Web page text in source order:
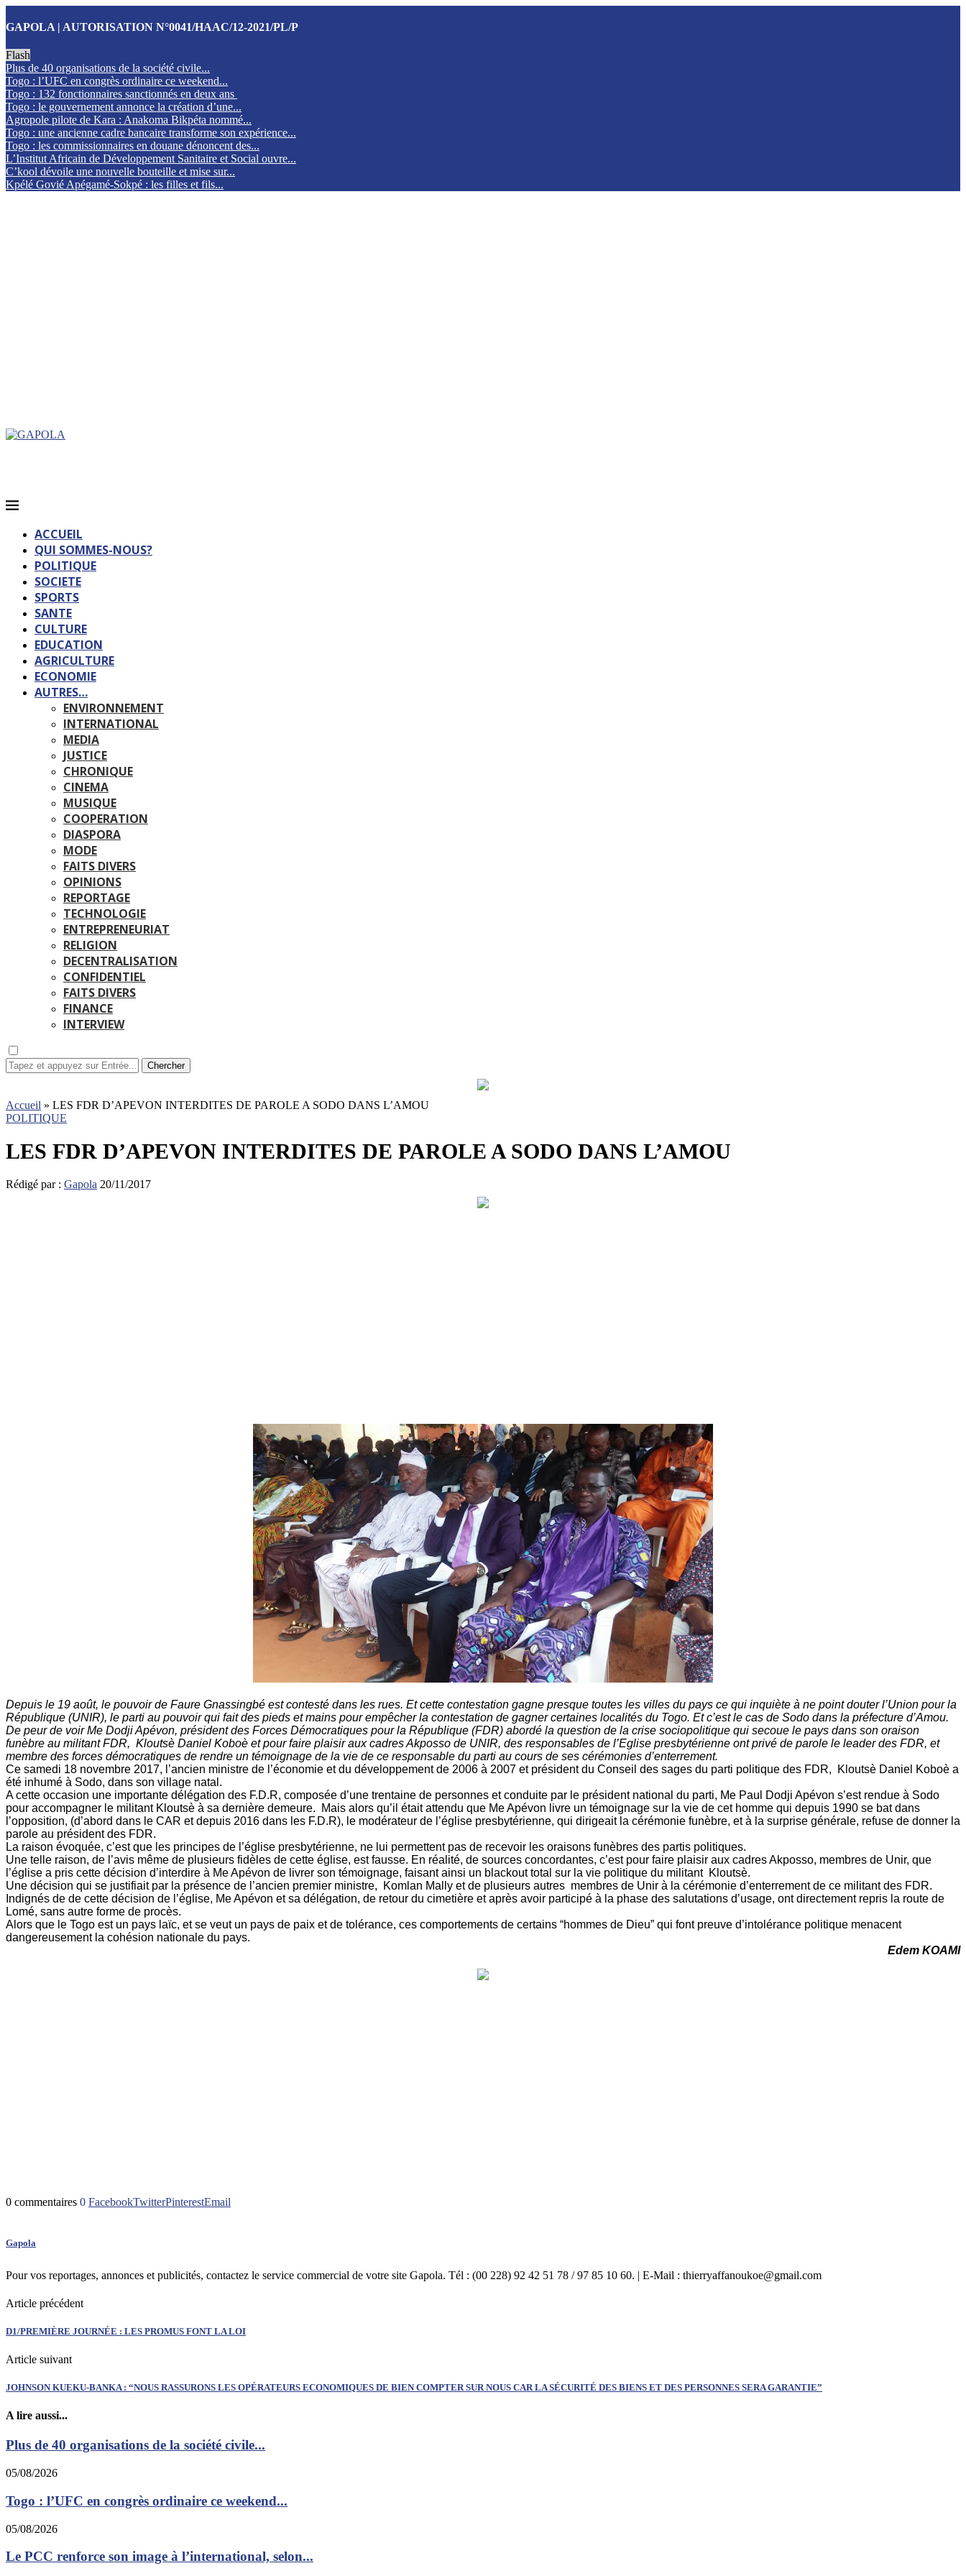
GAPOLA | AUTORISATION N°0041/HAAC/12-2021/PL/P
Flash
Plus de 40 organisations de la société civile...
Togo : l’UFC en congrès ordinaire ce weekend...
Togo : 132 fonctionnaires sanctionnés en deux ans
Togo : le gouvernement annonce la création d’une...
Agropole pilote de Kara : Anakoma Bikpéta nommé...
Togo : une ancienne cadre bancaire transforme son expérience...
Togo : les commissionnaires en douane dénoncent des...
L’Institut Africain de Développement Sanitaire et Social ouvre...
C’kool dévoile une nouvelle bouteille et mise sur...
Kpélé Govié Apégamé-Sokpé : les filles et fils...
ACCUEIL
QUI SOMMES-NOUS?
POLITIQUE
SOCIETE
SPORTS
SANTE
CULTURE
EDUCATION
AGRICULTURE
ECONOMIE
AUTRES…
ENVIRONNEMENT
INTERNATIONAL
MEDIA
JUSTICE
CHRONIQUE
CINEMA
MUSIQUE
COOPERATION
DIASPORA
MODE
FAITS DIVERS
OPINIONS
REPORTAGE
TECHNOLOGIE
ENTREPRENEURIAT
RELIGION
DECENTRALISATION
CONFIDENTIEL
FAITS DIVERS
FINANCE
INTERVIEW
Chercher
Accueil » LES FDR D’APEVON INTERDITES DE PAROLE A SODO DANS L’AMOU
POLITIQUE
LES FDR D’APEVON INTERDITES DE PAROLE A SODO DANS L’AMOU
Rédigé par : Gapola 20/11/2017
Depuis le 19 août, le pouvoir de Faure Gnassingbé est contesté dans les rues. Et cette contestation gagne presque toutes les villes du pays ce qui inquiète à ne point douter l’Union pour la
République (UNIR), le parti au pouvoir qui fait des pieds et mains pour empêcher la contestation de gagner certaines localités du Togo. Et c’est le cas de Sodo dans la préfecture d’Amou.
De peur de voir Me Dodji Apévon, président des Forces Démocratiques pour la République (FDR) abordé la question de la crise sociopolitique qui secoue le pays dans son oraison
funèbre au militant FDR, Kloutsè Daniel Koboè et pour faire plaisir aux cadres Akposso de UNIR, des responsables de l’Eglise presbytérienne ont privé de parole le leader des FDR, et
membre des forces démocratiques de rendre un témoignage de la vie de ce responsable du parti au cours de ses cérémonies d’enterrement.
Ce samedi 18 novembre 2017, l’ancien ministre de l’économie et du développement de 2006 à 2007 et président du Conseil des sages du parti politique des FDR, Kloutsè Daniel Koboè a
été inhumé à Sodo, dans son village natal.
A cette occasion une importante délégation des F.D.R, composée d’une trentaine de personnes et conduite par le président national du parti, Me Paul Dodji Apévon s’est rendue à Sodo
pour accompagner le militant Kloutsè à sa dernière demeure. Mais alors qu’il était attendu que Me Apévon livre un témoignage sur la vie de cet homme qui depuis 1990 se bat dans
l’opposition, (d’abord dans le CAR et depuis 2016 dans les F.D.R), le modérateur de l’église presbytérienne, qui dirigeait la cérémonie funèbre, et à la surprise générale, refuse de donner la
parole au président des FDR.
La raison évoquée, c’est que les principes de l’église presbytérienne, ne lui permettent pas de recevoir les oraisons funèbres des partis politiques.
Une telle raison, de l’avis même de plusieurs fidèles de cette église, est fausse. En réalité, de sources concordantes, c’est pour faire plaisir aux cadres Akposso, membres de Unir, que
l’église a pris cette décision d’interdire à Me Apévon de livrer son témoignage, faisant ainsi un blackout total sur la vie politique du militant Kloutsè.
Une décision qui se justifiait par la présence de l’ancien premier ministre, Komlan Mally et de plusieurs autres membres de Unir à la cérémonie d’enterrement de ce militant des FDR.
Indignés de de cette décision de l’église, Me Apévon et sa délégation, de retour du cimetière et après avoir participé à la phase des salutations d’usage, ont directement repris la route de
Lomé, sans autre forme de procès.
Alors que le Togo est un pays laïc, et se veut un pays de paix et de tolérance, ces comportements de certains “hommes de Dieu” qui font preuve d’intolérance politique menacent
dangereusement la cohésion nationale du pays.
Edem KOAMI
0 commentaires 0 FacebookTwitterPinterestEmail
Gapola
Pour vos reportages, annonces et publicités, contactez le service commercial de votre site Gapola. Tél : (00 228) 92 42 51 78 / 97 85 10 60. | E-Mail : thierryaffanoukoe@gmail.com
Article précédent
D1/PREMIÈRE JOURNÉE : LES PROMUS FONT LA LOI
Article suivant
JOHNSON KUEKU-BANKA : “NOUS RASSURONS LES OPÉRATEURS ECONOMIQUES DE BIEN COMPTER SUR NOUS CAR LA SÉCURITÉ DES BIENS ET DES PERSONNES SERA GARANTIE”
A lire aussi...
Plus de 40 organisations de la société civile...
05/08/2026
Togo : l’UFC en congrès ordinaire ce weekend...
05/08/2026
Le PCC renforce son image à l’international, selon...